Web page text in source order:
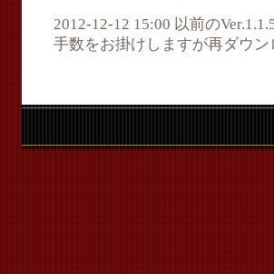
2012-12-12 15:00 以前の
手数をお掛けしますが再ダウ